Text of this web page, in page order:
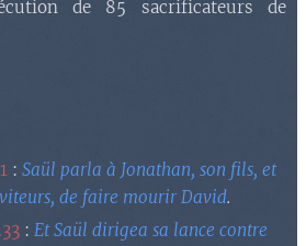
de 85 sacrificateurs de
: Saül parla à Jonathan, son fils, et
de faire mourir David.
: Et Saül dirigea sa lance contre